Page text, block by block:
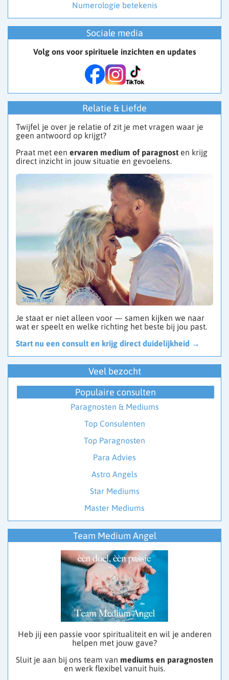
Numerologie betekenis
Sociale media
Volg ons voor spirituele inzichten en updates
Relatie & Liefde
Twijfel je over je relatie of zit je met vragen waar je
geen antwoord op krijgt?
Praat met een ervaren medium of paragnost en krijg
direct inzicht in jouw situatie en gevoelens.
Je staat er niet alleen voor — samen kijken we naar
wat er speelt en welke richting het beste bij jou past.
Start nu een consult en krijg direct duidelijkheid →
Veel bezocht
Populaire consulten
Paragnosten & Mediums
Top Consulenten
Top Paragnosten
Para Advies
Astro Angels
Star Mediums
Master Mediums
Team Medium Angel
Heb jij een passie voor spiritualiteit en wil je anderen
helpen met jouw gave?
Sluit je aan bij ons team van mediums en paragnosten
en werk flexibel vanuit huis.